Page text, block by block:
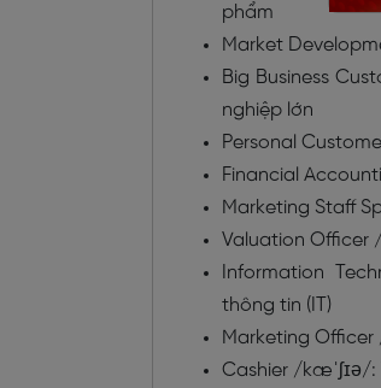
phẩm
Market
Big Business
nghiệp lớn
Personal
Financial
Marketing Staff
Valuation Officer
Information
thông tin (IT)
Marketing Officer
Cashier /kæˈʃɪə/: